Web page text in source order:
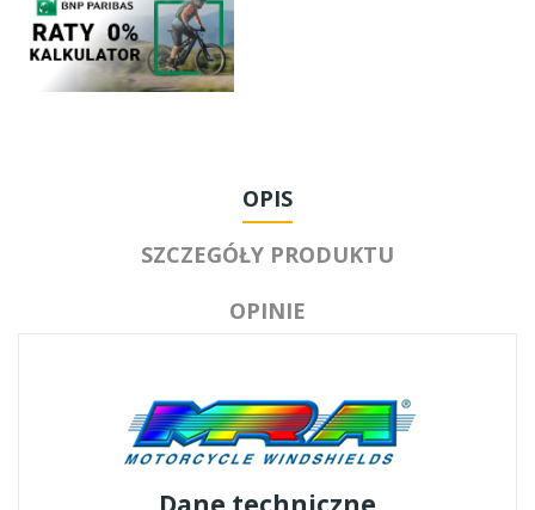
OPIS
SZCZEGÓŁY PRODUKTU
OPINIE